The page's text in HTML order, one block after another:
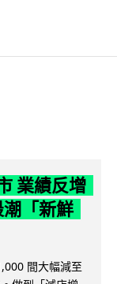
業績反增
「新鮮
間大幅減至